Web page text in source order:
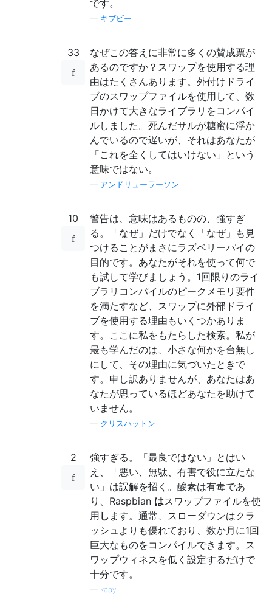
です。
キブビー
33
なぜこの答えに非常に多くの賛成票が
あるのですか？スワップを使用する理
由はたくさんあります。外付けドライ
ブのスワップファイルを使用して、数
日かけて大きなライブラリをコンパイ
ルしました。死んだサルが糖蜜に浮か
んでいるので遅いが、それはあなたが
「これを全くしてはいけない」という
意味ではない。
アンドリューラーソン
10
警告は、意味はあるものの、強すぎ
る。「なぜ」だけでなく「なぜ」も見
つけることがまさにラズベリーパイの
目的です。あなたがそれを使って何で
も試して学びましょう。1回限りのライ
ブラリコンパイルのピークメモリ要件
を満たすなど、スワップに外部ドライ
ブを使用する理由もいくつかありま
す。ここに私をもたらした検索。私が
最も学んだのは、小さな何かを台無し
にして、その理由に気づいたときで
す。申し訳ありませんが、あなたはあ
なたが思っているほどあなたを助けて
いません。
クリスハットン
2
強すぎる。「最良ではない」とはい
え、「悪い、無駄、有害で役に立たな
い」は誤解を招く。酸素は有毒であ
り、Raspbian はスワップファイルを使
用 し ます。通常、スローダウンはクラ
ッシュよりも優れており、数か月に1回
巨大なものをコンパイルできます。ス
ワップウィネスを低く設定するだけで
十分です。
kaay